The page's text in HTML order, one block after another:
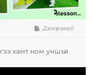
Дэлгэрэнгүй
хамт ном уншъя